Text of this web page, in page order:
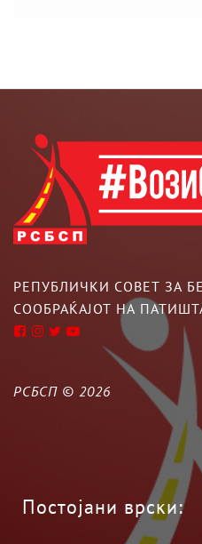
РЕПУБЛИЧКИ СОВЕТ ЗА
СООБРАЌАЈОТ НА
РСБСП © 2026
Постојани врски: